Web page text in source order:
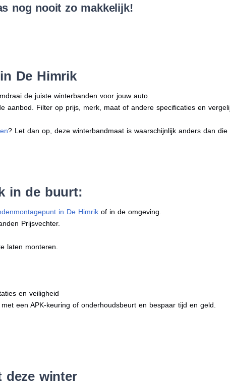
nog nooit zo makkelijk!
De Himrik
de juiste winterbanden voor jouw auto.
aanbod. Filter op prijs, merk, maat of andere specificaties en
? Let dan op, deze winterbandmaat is waarschijnlijk anders dan
in de buurt:
in De Himrik of in de omgeving.
Prijsvechter.
laten monteren.
en veiligheid
een APK-keuring of onderhoudsbeurt en bespaar tijd en geld.
deze winter